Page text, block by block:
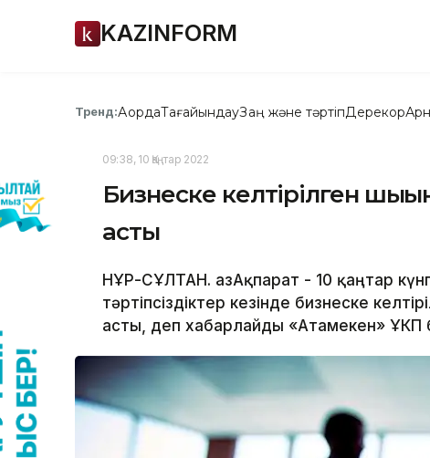
KAZINFORM
Тренд:АқордаТағайындауЗаң және тәртіпДерекқор
09:38, 10 Қаңтар 2022
Бизнеске келтірілген
асты
НҰР-СҰЛТАН. ҚазАқпарат - 10 қаңтар
тәртіпсіздіктер кезінде бизнеске
асты, деп хабарлайды «Атамекен» ҰКП